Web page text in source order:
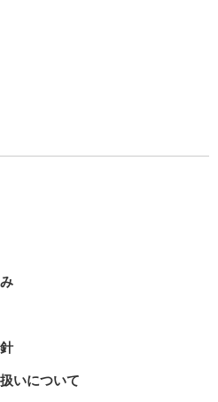
いについて